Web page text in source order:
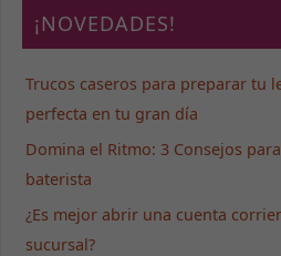
¡NOVEDADES!
Trucos caseros para preparar tu
perfecta en tu gran día
Domina el Ritmo: 3 Consejos
baterista
¿Es mejor abrir una cuenta
sucursal?